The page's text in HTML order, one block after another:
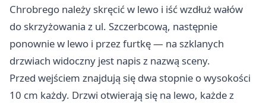
Chrobrego należy skręcić w lewo i iść wzdłuż wałów
do skrzyżowania z ul. Szczerbcową, następnie
ponownie w lewo i przez furtkę — na szklanych
drzwiach widoczny jest napis z nazwą sceny.
Przed wejściem znajdują się dwa stopnie o wysokości
10 cm każdy. Drzwi otwierają się na lewo, każde z